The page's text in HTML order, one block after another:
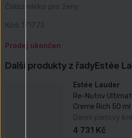
Čisticí mléko pro ženy
Kód: 171773
Prodej ukončen
Další produkty z řadyEstée
Estée Lauder
Re-Nutriv
Creme Rich 50 ml
Denní pleťový
4 731 Kč